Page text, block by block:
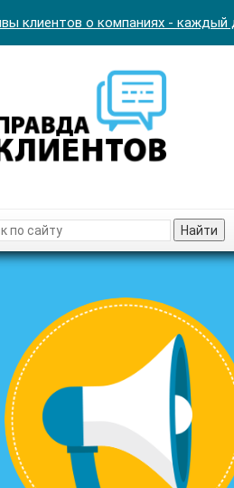
клиентов о компаниях - каждый
Найти